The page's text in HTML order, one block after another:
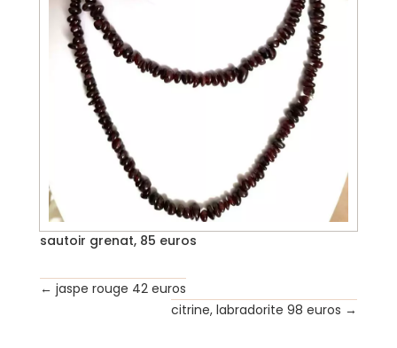
sautoir grenat, 85 euros
← jaspe rouge 42 euros
citrine, labradorite 98 euros →